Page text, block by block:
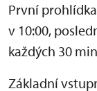
První
v 10:00,
každých 30
Základní